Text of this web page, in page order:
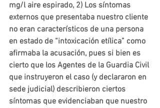
mg/l aire espirado, 2) Los síntomas
externos que presentaba nuestro cliente
no eran característicos de una persona
en estado de “intoxicación etílica” como
afirmaba la acusación, pues si bien es
cierto que los Agentes de la Guardia Civil
que instruyeron el caso (y declararon en
sede judicial) describieron ciertos
síntomas que evidenciaban que nuestro